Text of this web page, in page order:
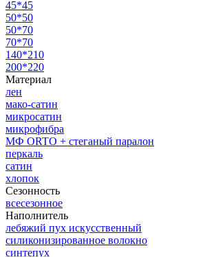
45*45
50*50
50*70
70*70
140*210
200*220
Материал
лен
мако-сатин
микросатин
микрофибра
МФ ORTO + стеганый паралон
перкаль
сатин
хлопок
Сезонность
всесезонное
Наполнитель
лебяжий пух искусственный
силиконизированное волокно
синтепух